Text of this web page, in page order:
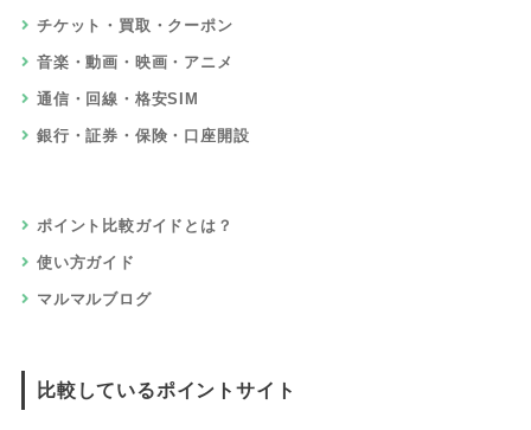
チケット・買取・クーポン
音楽・動画・映画・アニメ
通信・回線・格安SIM
銀行・証券・保険・口座開設
ポイント比較ガイドとは？
使い方ガイド
マルマルブログ
比較しているポイントサイト